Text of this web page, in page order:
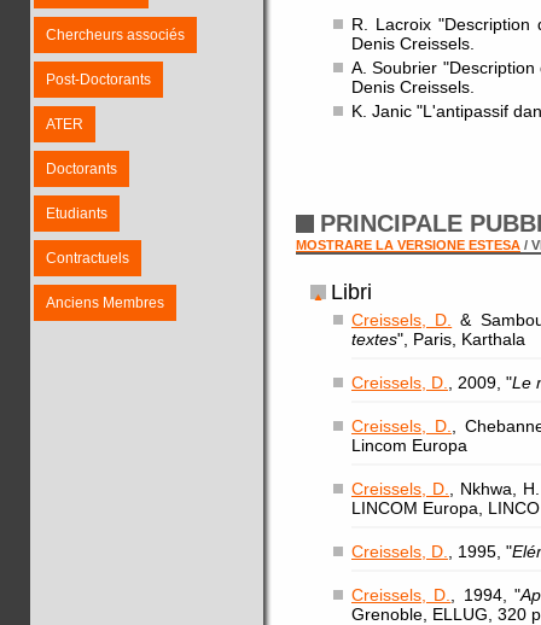
Chercheurs associés
Post-Doctorants
ATER
Doctorants
Etudiants
Contractuels
Anciens Membres
R. Lacroix
Denis Creissels.
A. Soubrier
Denis Creissels.
K. Janic "L'antipassif
PRINCIPALE
MOSTRARE LA VERSIONE ESTESA /
Libri
Creissels, D.
&
textes", Paris, Karthala
Creissels, D. , 2009, "Le
Creissels, D.
,
Lincom Europa
Creissels, D.
, Nkhwa,
LINCOM Europa,
Creissels, D. , 1995, "
Creissels, D. , 1994, "
Grenoble, ELLUG, 320